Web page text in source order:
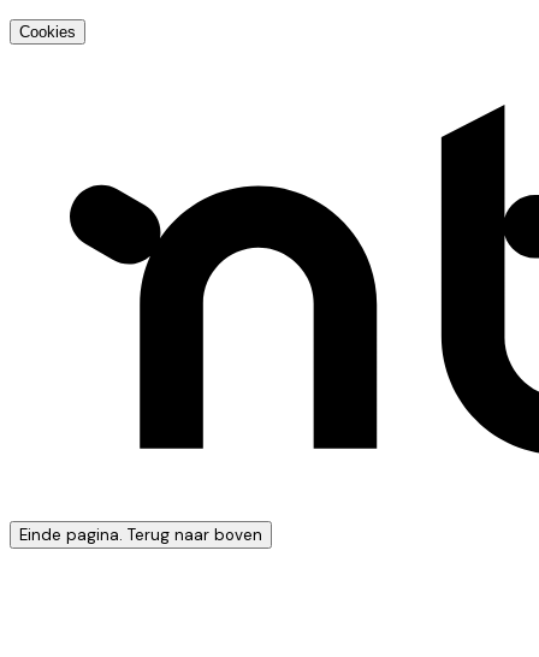
Cookies
Einde pagina. Terug naar boven